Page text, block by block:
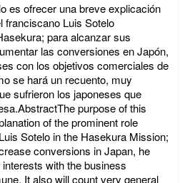
es ofrecer una breve explicación
franciscano Luis Sotelo
para alcanzar sus
las conversiones en Japón,
con los objetivos comerciales de
se hará un recuento, muy
sufrieron los japoneses que
purpose of this
of the prominent role
Sotelo in the Hasekura Mission;
conversions in Japan, he
with the business
It also will count very general